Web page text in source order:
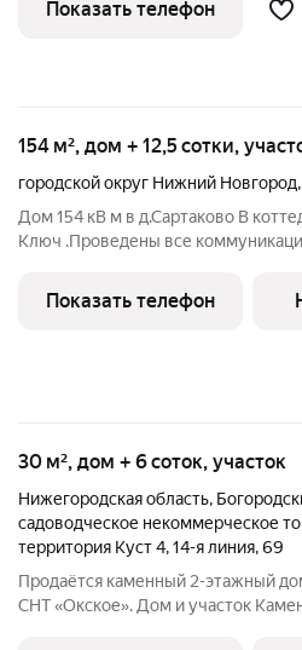
Показать телефон
154 м², дом + 12,5 сотки,
городской округ Нижний Новгород,
Дом 154 кВ м в д.Сартаково В
Ключ .Проведены все
комнаты.Два с/узла Любой вид
Показать телефон
30 м², дом + 6 соток, участок
Нижегородская область,
садоводческое некоммерческое
территория Куст 4,14-я линия,69
Продаётся каменный 2-этажный
СНТ «Окское». Дом и участок Каменный двухэтажный дом, 30 м.